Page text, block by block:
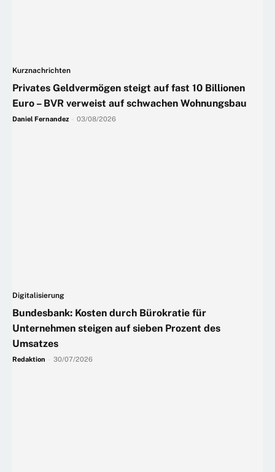
Kurznachrichten
Privates Geldvermögen steigt auf fast 10 Billionen
Euro – BVR verweist auf schwachen Wohnungsbau
Daniel Fernandez 03/08/2026
Digitalisierung
Bundesbank: Kosten durch Bürokratie für
Unternehmen steigen auf sieben Prozent des
Umsatzes
Redaktion 30/07/2026